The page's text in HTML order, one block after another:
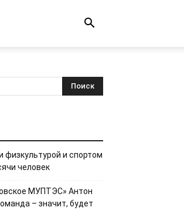
физкультурой и спортом
человек
МУПТЭС» Антон
– значит, будет